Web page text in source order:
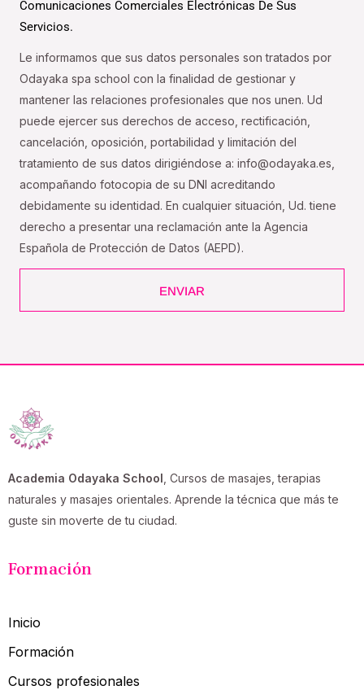
Comunicaciones Comerciales Electrónicas De Sus
Servicios.
Le informamos que sus datos personales son tratados por
Odayaka spa school con la finalidad de gestionar y
mantener las relaciones profesionales que nos unen. Ud
puede ejercer sus derechos de acceso, rectificación,
cancelación, oposición, portabilidad y limitación del
tratamiento de sus datos dirigiéndose a: info@odayaka.es,
acompañando fotocopia de su DNI acreditando
debidamente su identidad. En cualquier situación, Ud. tiene
derecho a presentar una reclamación ante la Agencia
Española de Protección de Datos (AEPD).
ENVIAR
Academia Odayaka School , Cursos de masajes, terapias
naturales y masajes orientales. Aprende la técnica que más te
guste sin moverte de tu ciudad.
Formación
Inicio
Formación
Cursos profesionales